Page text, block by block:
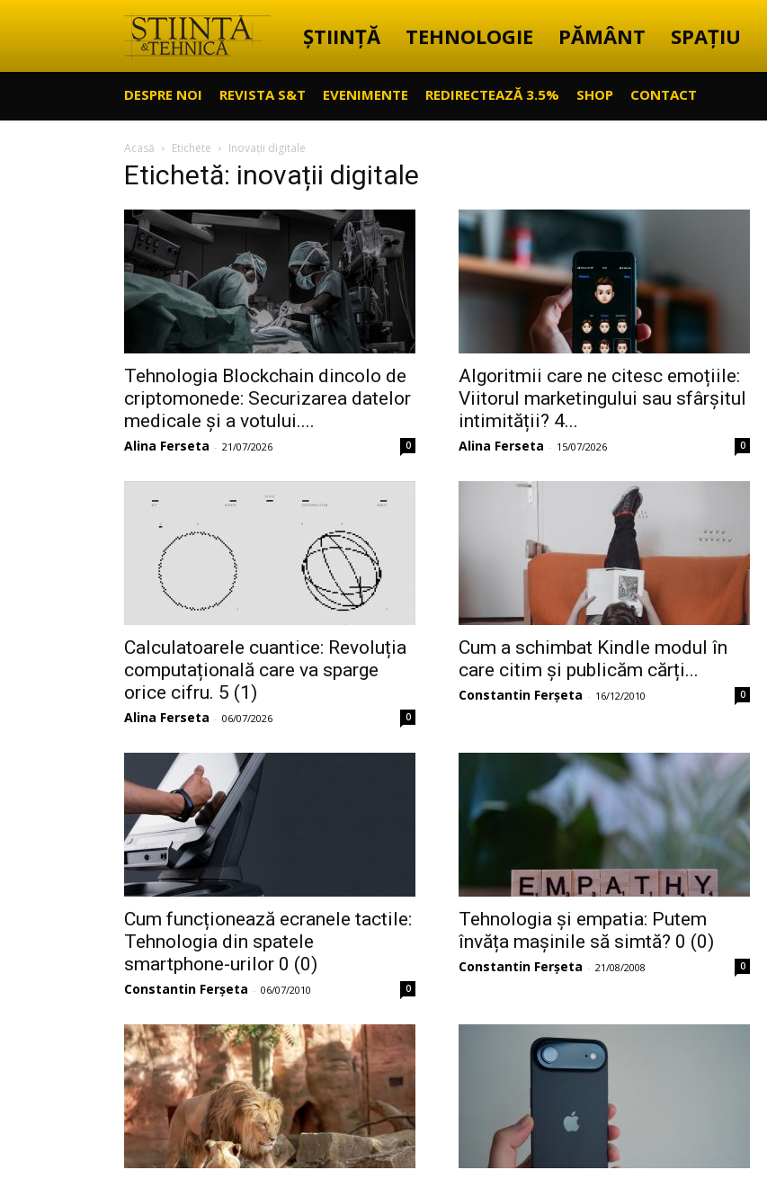
Știință
Tehnică
ȘTIINȚĂ TEHNOLOGIE PĂMÂNT SPAȚIU
DESPRE NOI REVISTA S&T EVENIMENTE REDIRECTEAZĂ 3.5% SHOP CONTACT
Acasă Etichete Inovații digitale
Etichetă: inovații digitale
Tehnologia Blockchain dincolo de
criptomonede: Securizarea datelor
medicale și a votului....
Alina Ferseta - 21/07/2026 0
Algoritmii care ne citesc emoțiile:
Viitorul marketingului sau sfârșitul
intimității? 4...
Alina Ferseta - 15/07/2026 0
Calculatoarele cuantice: Revoluția
computațională care va sparge
orice cifru. 5 (1)
Alina Ferseta - 06/07/2026 0
Cum a schimbat Kindle modul în
care citim și publicăm cărți...
Constantin Ferșeta - 16/12/2010 0
Cum funcționează ecranele tactile:
Tehnologia din spatele
smartphone-urilor 0 (0)
Constantin Ferșeta - 06/07/2010 0
Tehnologia și empatia: Putem
învăța mașinile să simtă? 0 (0)
Constantin Ferșeta - 21/08/2008 0